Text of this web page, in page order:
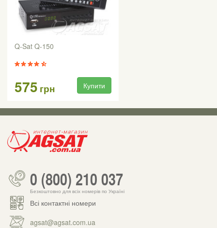
Q-Sat Q-150
575 грн Купити
0 (800) 210 037
Безкоштовно для всіх номерів по Україні
Всі контактні номери
agsat@agsat.com.ua